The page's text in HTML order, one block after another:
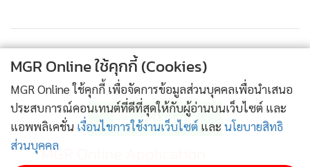
ซ้ำซาก ที่ป่วนเมืองไม่เว้นแต่ละวัน ซึ่งส่วนใหญ่เป็นเรื่องไร้สาระที่
ปุถุชนคนธรรมดาไม่ทำกัน เช่น ที่เชิญชวนให้นายกฯไปกินเนื้อ
อูฐ เห็นว่า นายกฯคงจะไม่มีความคิดพิเรนเหมือนคนบางคน
เพราะวัฒนธรรมการกินอาหารของคนไทย ก็มีอาหารที่สมบูรณ์
อยู่แล้ว ไม่ต้องเสาะแสวงหาอาหารที่แปลกประหลาดในสายตา
คนไทยมากิน หรือว่าคนอย่าง พ.ต.ท.ทักษิณ มีพฤติกรรมที่กิน
ติดตามข่าวสารผ่านทาง LINE
MGR Online Application
MGR Online ใช้คุกกี้ (Cookies)
MGR Online ใช้คุกกี้ เพื่อจัดการข้อมูลส่วนบุคคลเพื่อนำเสนอ
ประสบการณ์คอนเทนต์ที่ดีที่สุดให้กับผู้อ่านบนเว็บไซต์ และ
แอพพลิเคชั่น เงื่อนไขการใช้งานเว็บไซต์ และ นโยบายสิทธิ
ส่วนบุคคล